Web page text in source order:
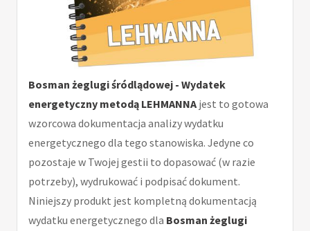
Bosman żeglugi śródlądowej - Wydatek
energetyczny metodą LEHMANNA jest to gotowa
wzorcowa dokumentacja analizy wydatku
energetycznego dla tego stanowiska. Jedyne co
pozostaje w Twojej gestii to dopasować (w razie
potrzeby), wydrukować i podpisać dokument.
Niniejszy produkt jest kompletną dokumentacją
wydatku energetycznego dla Bosman żeglugi